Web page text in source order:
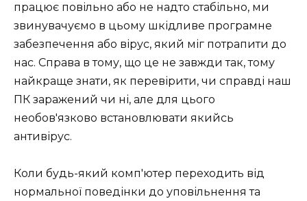
працює повільно або не надто стабільно, ми
звинувачуємо в цьому шкідливе програмне
забезпечення або вірус, який міг потрапити до
нас. Справа в тому, що це не завжди так, тому
найкраще знати, як перевірити, чи справді наш
ПК заражений чи ні, але для цього
необов'язково встановлювати якийсь
антивірус.
Коли будь-який комп'ютер переходить від
нормальної поведінки до уповільнення та